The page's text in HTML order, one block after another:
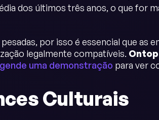
dos últimos três anos, o que for
por isso é essencial que as
legalmente compatíveis. Ontop
uma demonstração para ver
Culturais